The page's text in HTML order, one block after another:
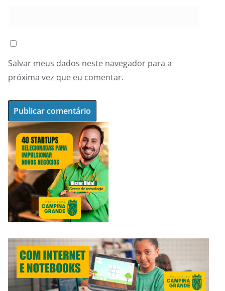
Salvar meus dados neste navegador para a
próxima vez que eu comentar.